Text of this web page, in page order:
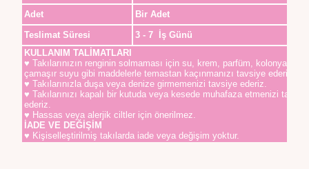
Adet
Bir Adet
Teslimat Süresi
3 - 7 İş Günü
KULLANIM TALİMATLARI
♥ Takılarınızın renginin solmaması için su, krem, parfüm, kolonya,
çamaşır suyu gibi maddelerle temastan kaçınmanızı tavsiye ederiz.
♥ Takılarınızla duşa veya denize girmemenizi tavsiye ederiz.
♥ Takılarınızı kapalı bir kutuda veya kesede muhafaza etmenizi
ederiz.
♥ Hassas veya alerjik ciltler için önerilmez.
İADE VE DEĞİŞİM
♥ Kişiselleştirilmiş takılarda iade veya değişim yoktur.